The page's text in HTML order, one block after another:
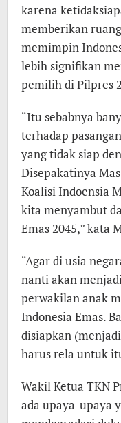
karena
memberikan
memimpin
lebih signifikan
pemilih di Pilpres
“Itu sebabnya
terhadap
yang tidak siap
Disepakatinya
Koalisi Indoensia
kita menyambut
Emas 2045,” kata
“Agar di usia
nanti akan
perwakilan anak
Indonesia Emas.
disiapkan
harus rela untuk
Wakil Ketua TKN
ada upaya-upaya